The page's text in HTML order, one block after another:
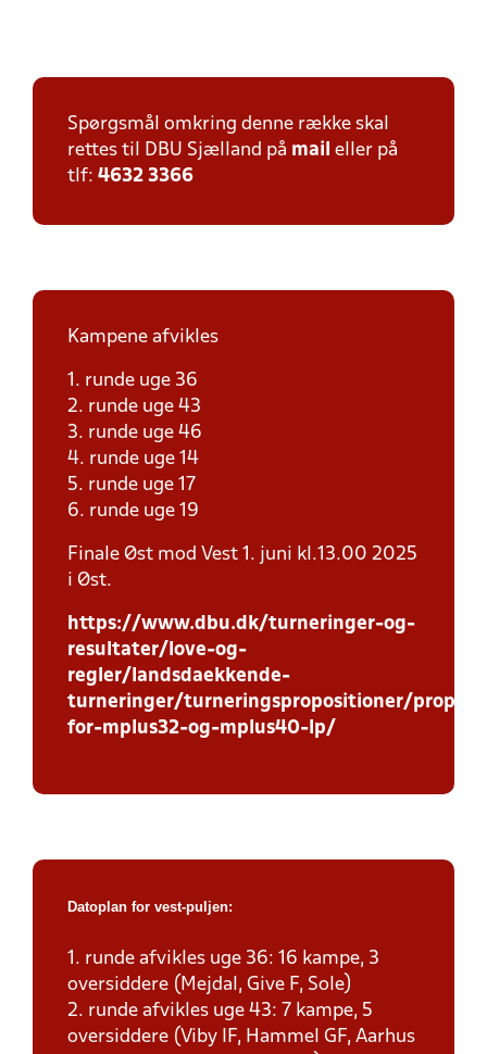
Spørgsmål omkring denne række skal
rettes til DBU Sjælland på mail eller på
tlf: 4632 3366
Kampene afvikles
1. runde uge 36
2. runde uge 43
3. runde uge 46
4. runde uge 14
5. runde uge 17
6. runde uge 19
Finale Øst mod Vest 1. juni kl.13.00 2025
i Øst.
https://www.dbu.dk/turneringer-og-
resultater/love-og-
regler/landsdaekkende-
turneringer/turneringspropositioner/
for-mplus32-og-mplus40-lp/
Datoplan for vest-puljen:
1. runde afvikles uge 36: 16 kampe, 3
oversiddere (Mejdal, Give F, Sole)
2. runde afvikles uge 43: 7 kampe, 5
oversiddere (Viby IF, Hammel GF, Aarhus